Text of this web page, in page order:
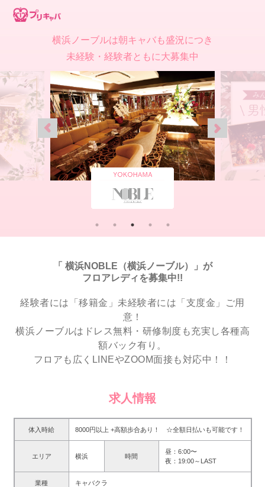
横浜ノーブルは朝キャバも盛況につき
未経験・経験者ともに大募集中
「 横浜NOBLE（横浜ノーブル）」が
フロアレディを募集中!!
経験者には「移籍金」未経験者には「支度金」ご用
意！
横浜ノーブルはドレス無料・研修制度も充実し各種高
額バック有り。
フロアも広くLINEやZOOM面接も対応中！！
求人情報
体入時給 8000円以上 +高額歩合あり！ ☆全額日払いも可能です！
エリア 横浜 時間
昼：6:00〜
夜：19:00～LAST
業種 キャバクラ